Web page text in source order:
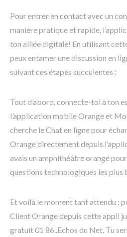
Pour entrer en contact avec un
manière pratique et rapide,
ton alliée digitale! En utilisant
peux entamer une discussion en
suivant ces étapes succulentes :
Tout d’abord, connecte-toi à ton
l’application mobile Orange et
cherche le Chat en ligne pour
Orange directement depuis
avais un amphithéâtre orangé
questions technologiques les plus
Et voilà le moment tant attendu :
Client Orange depuis cette appli
gratuit 01 86..Echos du Net. Tu